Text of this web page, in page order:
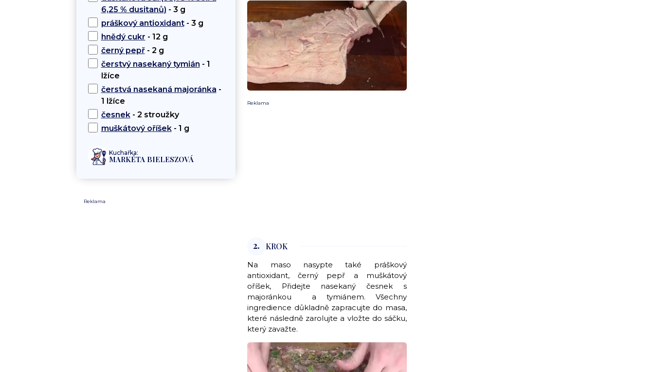
6,25 % dusitanů) - 3 g
práškový antioxidant- 3 g
hnědý cukr - 12 g
černý pepř- 2 g
čerstvý nasekaný tymián - 1
lžíce
čerstvá nasekaná majoránka -
1 lžíce
česnek- 2 stroužky
muškátový oříšek- 1 g
Kuchařka:
MARKÉTA BIELESZOVÁ
Reklama
Reklama
2. KROK
Na maso nasypte také práškový
antioxidant, černý pepř a muškátový
oříšek, Přidejte nasekaný česnek s
majoránkou a tymiánem. Všechny
ingredience důkladně zapracujte do masa,
které následně zarolujte a vložte do sáčku,
který zavažte.